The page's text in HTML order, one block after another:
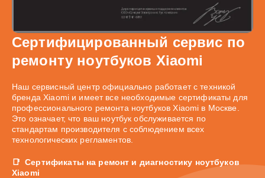
Сертифицированный сервис по
ремонту ноутбуков Xiaomi
Наш сервисный центр официально работает с техникой
бренда Xiaomi и имеет все необходимые сертификаты для
профессионального ремонта ноутбуков Xiaomi в Москве.
Это означает, что ваш ноутбук обслуживается по
стандартам производителя с соблюдением всех
технологических регламентов.
Сертификаты на ремонт и диагностику ноутбуков
Xiaomi